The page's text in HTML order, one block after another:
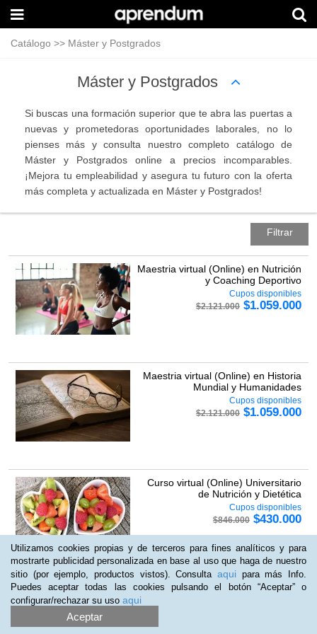
Catálogo >> Máster y Postgrados
Máster y Postgrados
Si buscas una formación superior que te abra las puertas a
nuevas y prometedoras oportunidades laborales, no lo
pienses más y consulta nuestro completo catálogo de
Máster y Postgrados online a precios incomparables.
¡Mejora tu empleabilidad y asegura tu futuro con la oferta
más completa y actualizada en Máster y Postgrados!
Filtrar
Maestria virtual (Online) en Nutrición
y Coaching Deportivo
Cupos disponibles
$2.121.000 $1.059.000
Maestria virtual (Online) en Historia
Mundial y Humanidades
Cupos disponibles
$2.121.000 $1.059.000
Curso virtual (Online) Universitario
de Nutrición y Dietética
Cupos disponibles
$846.000 $430.000
Curso virtual (Online) Universitario
Utilizamos cookies propias y de terceros para fines analíticos y para
mostrarte publicidad personalizada en base al uso que haga de nuestro
sitio (por ejemplo, productos vistos). Consulta aqui para más Info.
Puedes aceptar todas las cookies pulsando el botón “Aceptar” o
configurar/rechazar su uso aqui
Aceptar